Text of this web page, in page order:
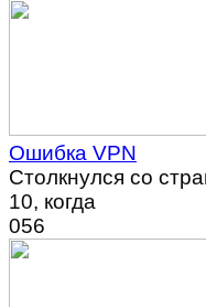
Ошибка VPN
Столкнулся со
10, когда
056